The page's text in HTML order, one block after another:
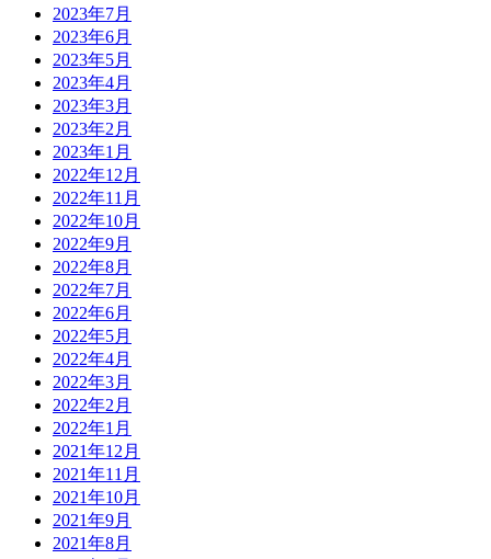
2023年7月
2023年6月
2023年5月
2023年4月
2023年3月
2023年2月
2023年1月
2022年12月
2022年11月
2022年10月
2022年9月
2022年8月
2022年7月
2022年6月
2022年5月
2022年4月
2022年3月
2022年2月
2022年1月
2021年12月
2021年11月
2021年10月
2021年9月
2021年8月